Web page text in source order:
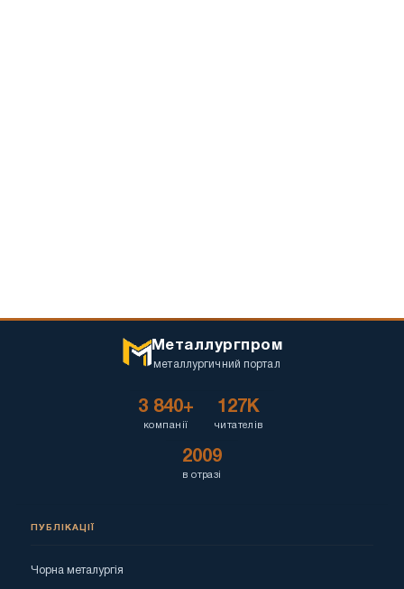
Металлургпром
металлургичний портал
3 840+
компанії
127K
читателів
2009
в отразі
ПУБЛІКАЦІЇ
Чорна металургія